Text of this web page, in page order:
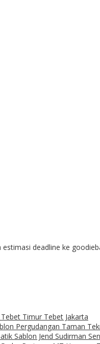
deadline ke
Timur Tebet Jakarta
Pergudangan Taman
Sablon Jend Sudirman